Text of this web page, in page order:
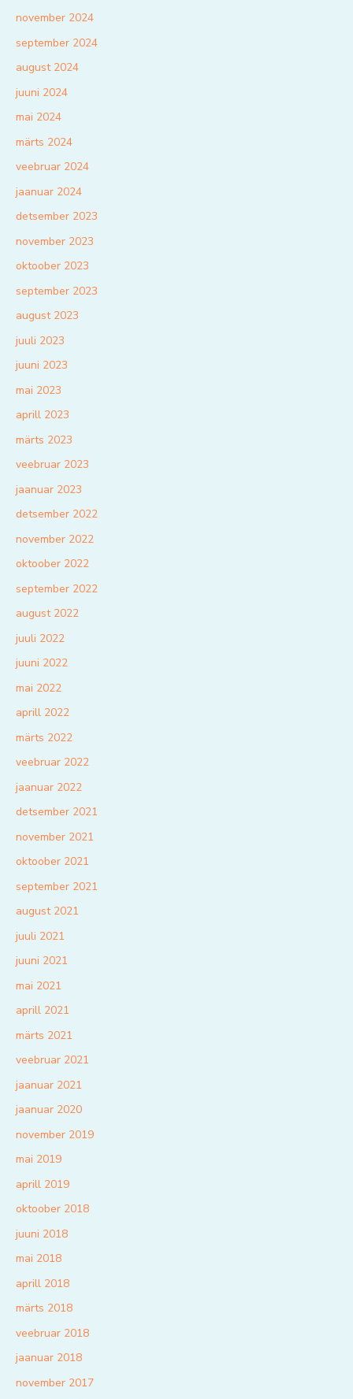
november 2024
september 2024
august 2024
juuni 2024
mai 2024
märts 2024
veebruar 2024
jaanuar 2024
detsember 2023
november 2023
oktoober 2023
september 2023
august 2023
juuli 2023
juuni 2023
mai 2023
aprill 2023
märts 2023
veebruar 2023
jaanuar 2023
detsember 2022
november 2022
oktoober 2022
september 2022
august 2022
juuli 2022
juuni 2022
mai 2022
aprill 2022
märts 2022
veebruar 2022
jaanuar 2022
detsember 2021
november 2021
oktoober 2021
september 2021
august 2021
juuli 2021
juuni 2021
mai 2021
aprill 2021
märts 2021
veebruar 2021
jaanuar 2021
jaanuar 2020
november 2019
mai 2019
aprill 2019
oktoober 2018
juuni 2018
mai 2018
aprill 2018
märts 2018
veebruar 2018
jaanuar 2018
november 2017